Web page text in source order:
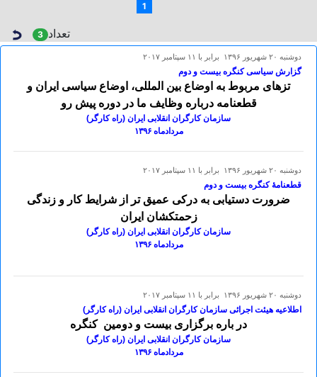
1
تعداد 3
دوشنبه ۲۰ شهريور ۱۳۹۶ برابر با ۱۱ سپتامبر ۲۰۱۷
گزارش سیاسی کنگره بیست و دوم
تزهای مربوط به اوضاع بین المللی، اوضاع سیاسی ایران و
قطعنامه درباره وظایف ما در دوره پیش رو
سازمان کارگران انقلابی ایران (راه کارگر)
مردادماه ۱۳۹۶
دوشنبه ۲۰ شهريور ۱۳۹۶ برابر با ۱۱ سپتامبر ۲۰۱۷
قطعنامۀ کنگره بیست و دوم
ضرورت دستیابی به درکی عمیق تر از شرایط کار و زندگی
زحمتکشان ایران
سازمان کارگران انقلابی ایران (راه کارگر)
مردادماه ۱۳۹۶
دوشنبه ۲۰ شهريور ۱۳۹۶ برابر با ۱۱ سپتامبر ۲۰۱۷
اطلاعیه هیئت اجرائی سازمان کارگران انقلابی ایران (راه کارگر)
در باره برگزاری بیست و دومین کنگره
سازمان کارگران انقلابی ایران (راه کارگر)
مردادماه ۱۳۹۶